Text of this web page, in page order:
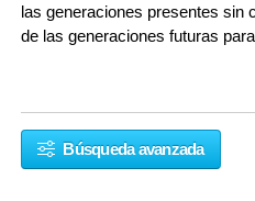
las generaciones presentes sin
de las generaciones futuras
Búsqueda avanzada